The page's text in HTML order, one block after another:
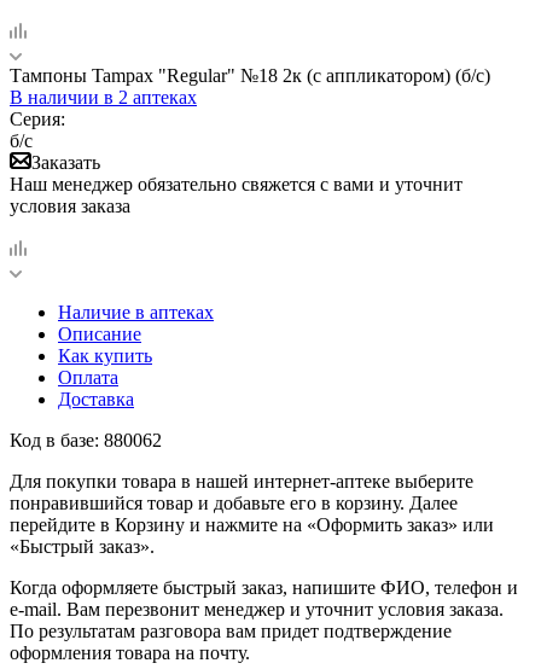
Тампоны Tampax "Regular" №18 2к (с аппликатором) (б/с)
В наличии в 2 аптеках
Серия:
б/с
Заказать
Наш менеджер обязательно свяжется с вами и уточнит
условия заказа
Наличие в аптеках
Описание
Как купить
Оплата
Доставка
Код в базе: 880062
Для покупки товара в нашей интернет-аптеке выберите
понравившийся товар и добавьте его в корзину. Далее
перейдите в Корзину и нажмите на «Оформить заказ» или
«Быстрый заказ».
Когда оформляете быстрый заказ, напишите ФИО, телефон и
e-mail. Вам перезвонит менеджер и уточнит условия заказа.
По результатам разговора вам придет подтверждение
оформления товара на почту.